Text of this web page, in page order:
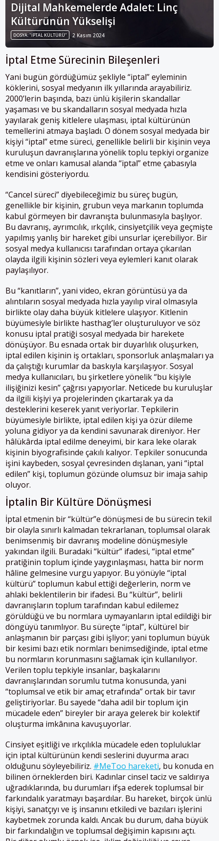
Dijital Mahkemelerde Adalet: Linç
Kültürünün Yükselişi
DOSYA: "İPTAL KÜLTÜRÜ" 2 Kasım 2024
İptal Etme Sürecinin Bileşenleri
Yani bugün gördüğümüz şekliyle “iptal” eyleminin
köklerini, sosyal medyanın ilk yıllarında arayabiliriz.
2000’lerin başında, bazı ünlü kişilerin skandallar
yaşaması ve bu skandalların sosyal medyada hızla
yayılarak geniş kitlelere ulaşması, iptal kültürünün
temellerini atmaya başladı. O dönem sosyal medyada bir
kişiyi “iptal” etme süreci, genellikle belirli bir kişinin veya
kuruluşun davranışlarına yönelik toplu tepkiyi organize
etme ve onları kamusal alanda “iptal” etme çabasıyla
kendisini gösteriyordu.
“Cancel süreci” diyebileceğimiz bu süreç bugün,
genellikle bir kişinin, grubun veya markanın toplumda
kabul görmeyen bir davranışta bulunmasıyla başlıyor.
Bu davranış, ayrımcılık, ırkçılık, cinsiyetçilik veya geçmişte
yapılmış yanlış bir hareket gibi unsurlar içerebiliyor. Bir
sosyal medya kullanıcısı tarafından ortaya çıkarılan
olayda ilgili kişinin sözleri veya eylemleri kanıt olarak
paylaşılıyor.
Bu “kanıtların”, yani video, ekran görüntüsü ya da
alıntıların sosyal medyada hızla yayılıp viral olmasıyla
birlikte olay daha büyük kitlelere ulaşıyor. Kitlenin
büyümesiyle birlikte hasthag’ler oluşturuluyor ve söz
konusu iptal pratiği sosyal medyada bir harekete
dönüşüyor. Bu esnada ortak bir duyarlılık oluşurken,
iptal edilen kişinin iş ortakları, sponsorluk anlaşmaları ya
da çalıştığı kurumlar da baskıyla karşılaşıyor. Sosyal
medya kullanıcıları, bu şirketlere yönelik “bu kişiyle
ilişiğinizi kesin” çağrısı yapıyorlar. Neticede bu kuruluşlar
da ilgili kişiyi ya projelerinden çıkartarak ya da
desteklerini keserek yanıt veriyorlar. Tepkilerin
büyümesiyle birlikte, iptal edilen kişi ya özür dileme
yoluna gidiyor ya da kendini savunarak direniyor. Her
hâlükârda iptal edilme deneyimi, bir kara leke olarak
kişinin biyografisinde çakılı kalıyor. Tepkiler sonucunda
işini kaybeden, sosyal çevresinden dışlanan, yani “iptal
edilen” kişi, toplumun gözünde olumsuz bir imaja sahip
oluyor.
İptalin Bir Kültüre Dönüşmesi
İptal etmenin bir “kültür”e dönüşmesi de bu sürecin tekil
bir olayla sınırlı kalmadan tekrarlanan, toplumsal olarak
benimsenmiş bir davranış modeline dönüşmesiyle
yakından ilgili. Buradaki “kültür” ifadesi, “iptal etme”
pratiğinin toplum içinde yaygınlaşması, hatta bir norm
hâline gelmesine vurgu yapıyor. Bu yönüyle “iptal
kültürü” toplumun kabul ettiği değerlerin, norm ve
ahlaki beklentilerin bir ifadesi. Bu “kültür”, belirli
davranışların toplum tarafından kabul edilemez
görüldüğü ve bu normlara uymayanların iptal edildiği bir
döngüyü tanımlıyor. Bu süreçte “iptal”, kültürel bir
anlaşmanın bir parçası gibi işliyor; yani toplumun büyük
bir kesimi bazı etik normları benimsediğinde, iptal etme
bu normların korunmasını sağlamak için kullanılıyor.
Verilen toplu tepkiyle insanlar, başkalarını
davranışlarından sorumlu tutma konusunda, yani
“toplumsal ve etik bir amaç etrafında” ortak bir tavır
geliştiriyorlar. Bu sayede “daha adil bir toplum için
mücadele eden” bireyler bir araya gelerek bir kolektif
oluşturma imkânına kavuşuyorlar.
Cinsiyet eşitliği ve ırkçılıkla mücadele eden topluluklar
için iptal kültürünün kendi seslerini duyurma aracı
olduğunu söyleyebiliriz. #MeToo hareketi, bu konuda en
bilinen örneklerden biri. Kadınlar cinsel taciz ve saldırıya
uğradıklarında, bu durumları ifşa ederek toplumsal bir
farkındalık yaratmayı başardılar. Bu hareket, birçok ünlü
kişiyi, sanatçıyı ve iş insanını etkiledi ve bazıları işlerini
kaybetmek zorunda kaldı. Ancak bu durum, daha büyük
bir farkındalığın ve toplumsal değişimin kapısını açtı.